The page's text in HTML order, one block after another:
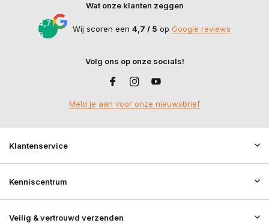
Wat onze klanten zeggen
4,7 /
5
Wij scoren een 4,7 / 5 op Google reviews
Volg ons op onze socials!
Meld je aan voor onze nieuwsbrief
Klantenservice
Kenniscentrum
Veilig & vertrouwd verzenden